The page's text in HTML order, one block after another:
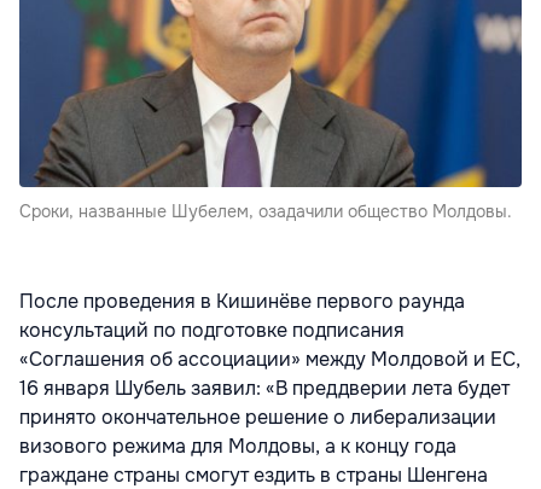
Сроки, названные Шубелем, озадачили общество Молдовы.
После проведения в Кишинёве первого раунда
консультаций по подготовке подписания
«Соглашения об ассоциации» между Молдовой и ЕС,
16 января Шубель заявил: «В преддверии лета будет
принято окончательное решение о либерализации
визового режима для Молдовы, а к концу года
граждане страны смогут ездить в страны Шенгена